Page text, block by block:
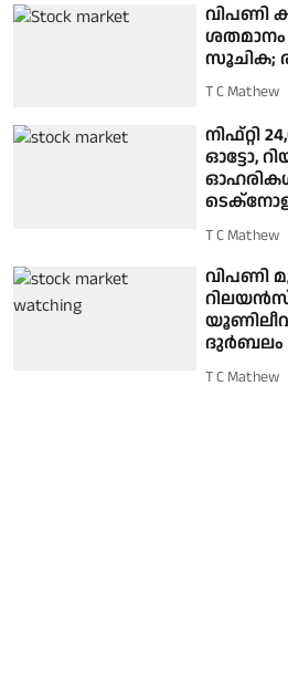
വിപണി
സൂചിക;
T C Mathew
നിഫ്റ്റി
ഓട്ടോ,
ഓഹരികൾ
T C Mathew
വിപണി
ദുർബലം
T C Mathew